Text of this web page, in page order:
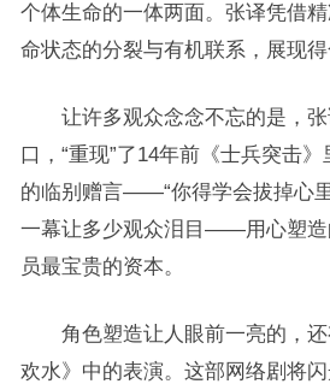
个体生命的一体两面。张译凭借
命状态的分裂与有机联系，展现得
让许多观众念念不忘的是，张
口，“重现”了14年前《士兵突击
的临别赠言——“你得学会拔掉心
一幕让多少观众泪目——用心塑造
员最宝贵的资本。
角色塑造让人眼前一亮的，还
欢水》中的表演。这部网络剧将